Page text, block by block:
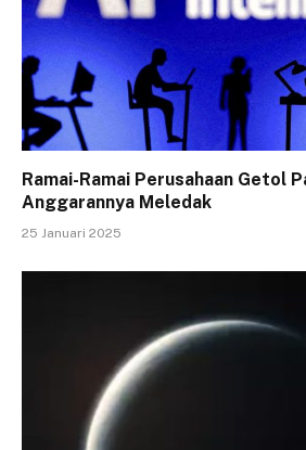
Ramai-Ramai Perusahaan Getol
Anggarannya Meledak
25 Januari 2025